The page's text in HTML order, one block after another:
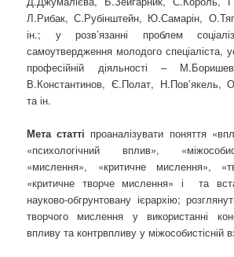
Л.Рибак, С.Рубінштейн, Ю.Самарін,
ін.; у розв’язанні проблем
самоутвердження молодого спеціаліста,
професійній діяльності –
В.Константинов, Є.Полат, Н.Пов’якель,
та ін.
Мета статті проаналізувати поняття
«психологічний вплив»,
«мислення», «критичне мислення»,
«критичне творче мислення» і та
науково-обгрунтовану ієрархію;
творчого мислення у використанні
впливу та контрвпливу у міжособистісній